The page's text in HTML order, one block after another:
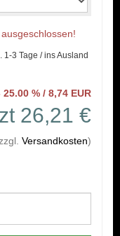
3 Tage / ins Ausland
% / 8,74 EUR
26,21 €
Versandkosten)